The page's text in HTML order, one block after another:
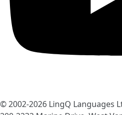
© 2002-2026 LingQ Languages